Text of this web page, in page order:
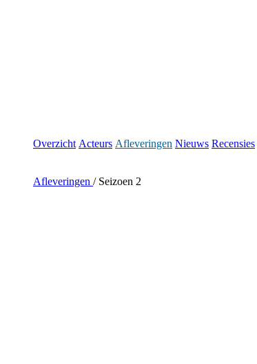
Overzicht Acteurs Afleveringen Nieuws Recensies
Afleveringen /Seizoen 2